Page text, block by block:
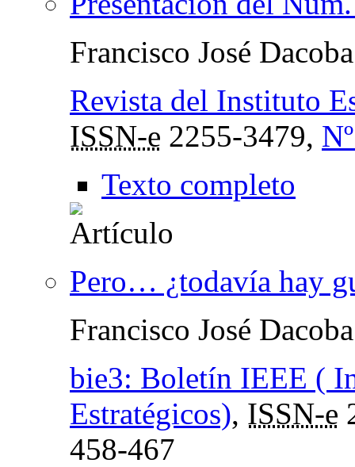
Francisco José
Revista del Instituto
ISSN-e 2255-3479,
Texto completo
Pero… ¿todavía hay
Francisco José
bie3: Boletín IEEE (
Estratégicos), ISSN-e
458-467